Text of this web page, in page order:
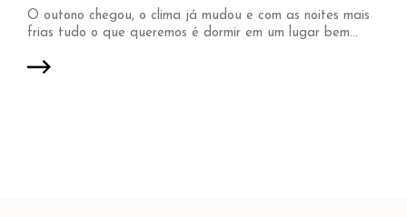
O outono chegou, o clima já mudou e com as noites mais
frias tudo o que queremos é dormir em um lugar bem...